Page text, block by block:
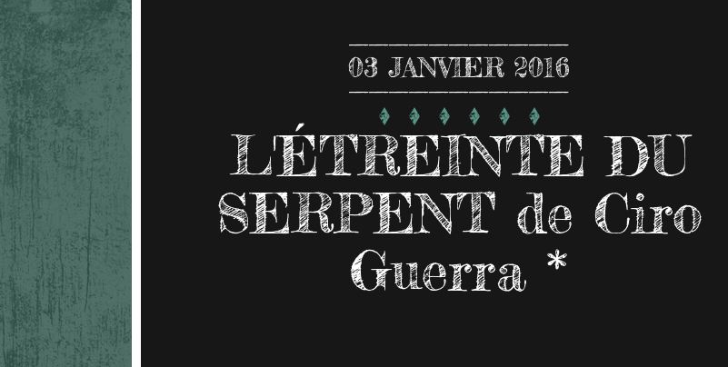
03 JANVIER 2016
L'ÉTREINTE DU
SERPENT de Ciro
Guerra *